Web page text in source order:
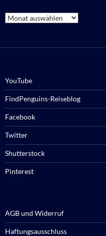
Archiv
YouTube
FindPenguins-Reiseblog
Facebook
Twitter
Shutterstock
Pinterest
AGB und Widerruf
Haftungsausschluss